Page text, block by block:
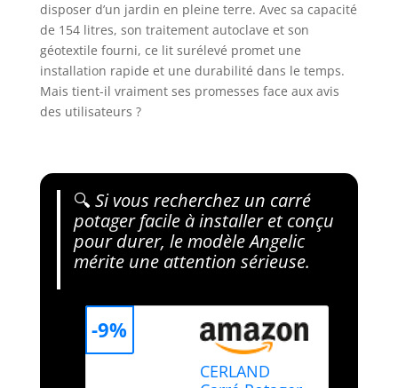
disposer d’un jardin en pleine terre. Avec sa capacité
de 154 litres, son traitement autoclave et son
géotextile fourni, ce lit surélevé promet une
installation rapide et une durabilité dans le temps.
Mais tient-il vraiment ses promesses face aux avis
des utilisateurs ?
🔍 Si vous recherchez un carré
potager facile à installer et conçu
pour durer, le modèle Angelic
mérite une attention sérieuse.
CERLAND
-9%